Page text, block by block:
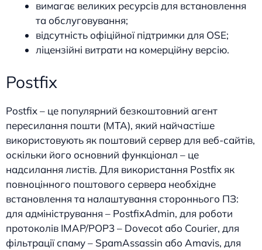
вимагає великих ресурсів для встановлення
та обслуговування;
відсутність офіційної підтримки для OSE;
ліцензійні витрати на комерційну версію.
Postfix
Postfix – це популярний безкоштовний агент
пересилання пошти (MTA), який найчастіше
використовують як поштовий сервер для веб-сайтів,
оскільки його основний функціонал – це
надсилання листів. Для використання Postfix як
повноцінного поштового сервера необхідне
встановлення та налаштування стороннього ПЗ:
для адміністрування – PostfixAdmin, для роботи
протоколів IMAP/POP3 – Dovecot або Courier, для
фільтрації спаму – SpamAssassin або Amavis, для